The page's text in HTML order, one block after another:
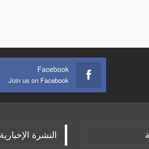
Facebook
Join us on Facebook
النشرة الإخبارية